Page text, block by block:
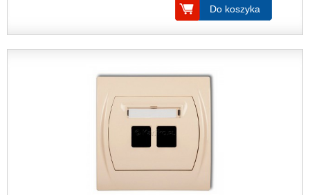
Do koszyka